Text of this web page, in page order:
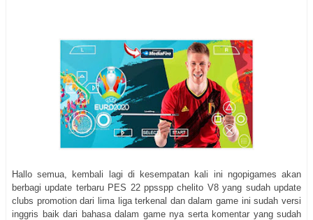
Hallo semua, kembali lagi di kesempatan kali ini ngopigames akan
berbagi update terbaru PES 22 ppsspp chelito V8 yang sudah update
clubs promotion dari lima liga terkenal dan dalam game ini sudah versi
inggris baik dari bahasa dalam game nya serta komentar yang sudah